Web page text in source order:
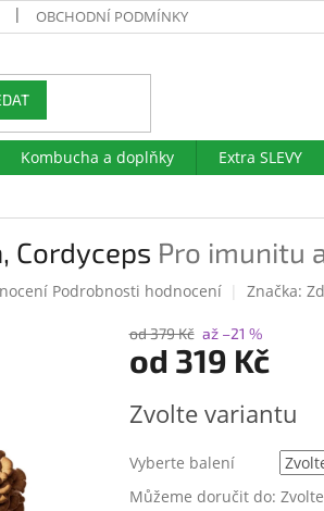
OBCHODNÍ PODMÍNKY PODMÍNKY
Kombucha a doplňky Extra SLEVY
Cordyceps Pro imunitu
Podrobnosti hodnocení Značka:
od 379 Kč až –21 %
od 319 Kč
cena:
Zvolte variantu
Vyberte balení
Můžeme doručit do: